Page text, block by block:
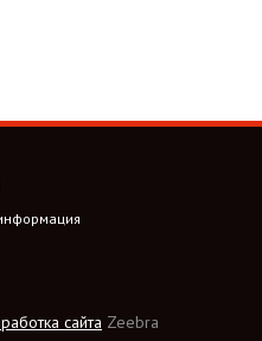
сайта Zeebra